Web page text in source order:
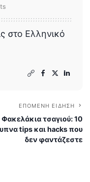
στο Ελληνικό
ΕΠΌΜΕΝΗ ΕΊΔΗΣΗ
Φακελάκια τσαγιού: 10
tips και hacks που
δεν φαντάζεστε